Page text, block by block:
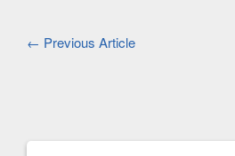
← Previous Article